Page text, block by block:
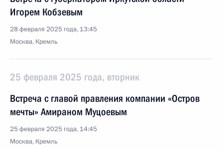
Игорем Кобзевым
28 февраля 2025 года, 13:45
Москва, Кремль
25 февраля 2025 года, вторник
Встреча с главой правления компании «Остров
мечты» Амираном Муцоевым
25 февраля 2025 года, 14:45
Москва, Кремль